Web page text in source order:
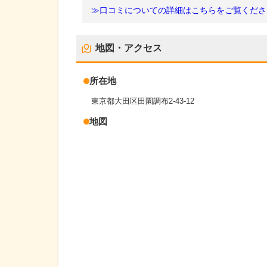
≫口コミについての詳細はこちらをご覧くだ
地図・アクセス
所在地
東京都大田区田園調布2-43-12
地図